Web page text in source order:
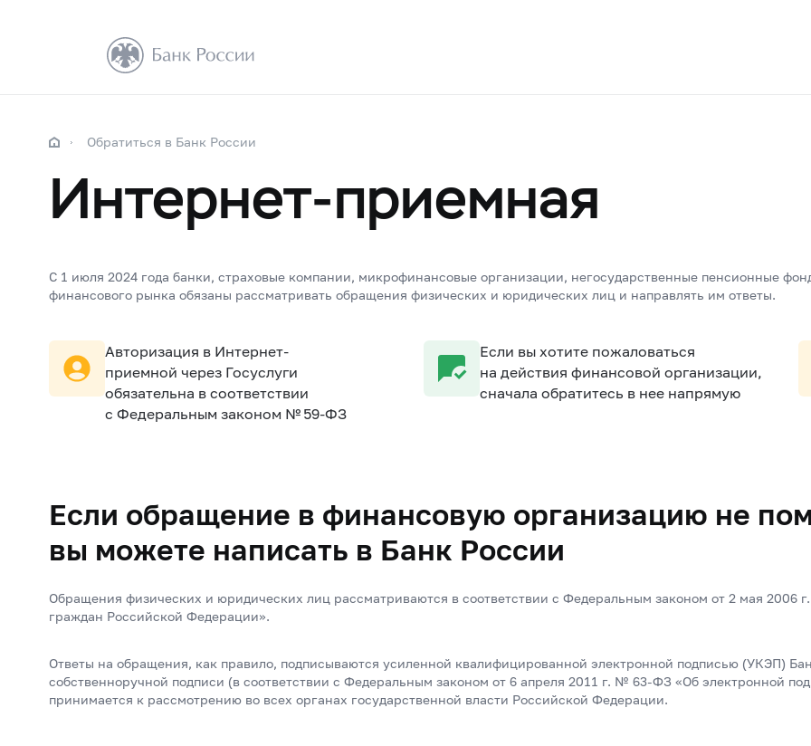
Обратиться в Банк России
Интернет-приемная
С 1 июля 2024 года банки, страховые компании, микрофинансовые организации, негосударственные пенсионные
финансового рынка обязаны рассматривать обращения физических и юридических лиц и направлять им ответы.
Авторизация в Интернет-
приемной через Госуслуги
обязательна в соответствии
с Федеральным законом № 59-ФЗ
Если вы хотите пожаловаться
на действия финансовой организации,
сначала обратитесь в нее напрямую
Если обращение в финансовую организацию не
вы можете написать в Банк России
Обращения физических и юридических лиц рассматриваются в соответствии с Федеральным законом от 2 мая 2006
граждан Российской Федерации».
Ответы на обращения, как правило, подписываются усиленной квалифицированной электронной подписью (УКЭП)
собственноручной подписи (в соответствии с Федеральным законом от 6 апреля 2011 г. № 63-ФЗ «Об электронной
принимается к рассмотрению во всех органах государственной власти Российской Федерации.